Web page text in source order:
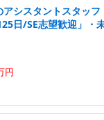
シスタントスタッフ
日/SE志望歓迎」・
円